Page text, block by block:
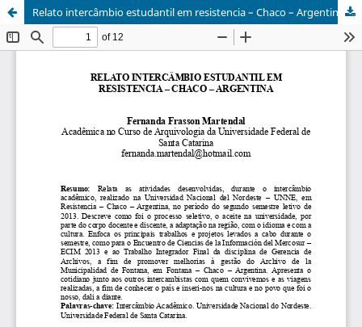
Relato intercâmbio estudantil em resistencia – Chaco – Argentina